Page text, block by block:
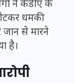
ने केडीए के
धमकी
जान से मारने
है।